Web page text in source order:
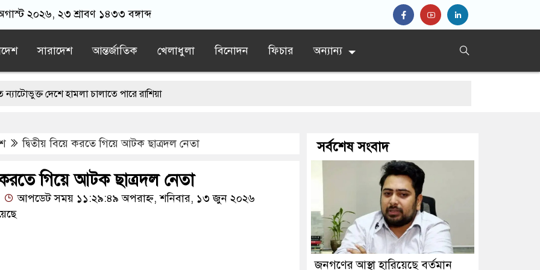
২০২৬, ২৩ শ্রাবণ ১৪৩৩ বঙ্গাব্দ
সারাদেশ আন্তর্জাতিক খেলাধুলা বিনোদন ফিচার অন্যান্য
হামলা চালাতে পারে রাশিয়া
মব সৃষ্টির সুযোগ নিতে পারে আওয়ামী লীগ: রাশেদ খাঁন
পালানো সাড়ে ৩শ আসামিকে এখনো ধরতে পারেনি পুলিশ
পথসভা থেকে উদ্ধার অস্ত্রটি খেলনা পিস্তল
দ্বিতীয় বিয়ে করতে গিয়ে আটক ছাত্রদল নেতা
করতে গিয়ে আটক ছাত্রদল নেতা
আপডেট সময় ১১:২৯:৪৯ অপরাহ্ন, শনিবার, ১৩ জুন ২০২৬
সর্বশেষ সংবাদ
জনগণের আস্থা হারিয়েছে বর্তমান